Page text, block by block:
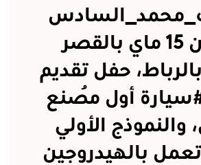
الاثنين 15 ماي بالقصر
حفل تقديم
أول مُصنع
والنموذج الأولي
بالهيدروجين